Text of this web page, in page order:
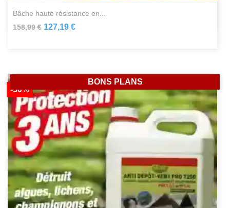
bâche haute résistance en...
158,99 € 127,19 €
-50%
BONS PLANS